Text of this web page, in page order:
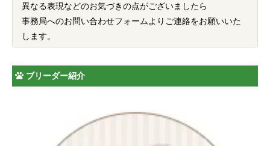
異なる表現などのお気づきの点がございましたら
事務局へのお問い合わせフォームよりご連絡をお願いいた
します。
ブリーダー紹介